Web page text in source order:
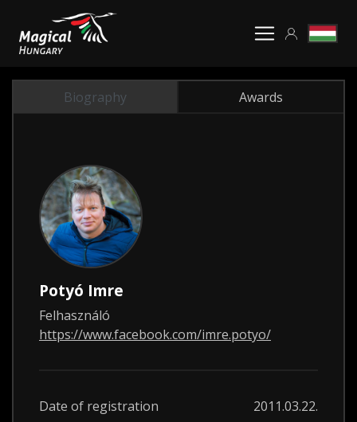
Biography Awards
Potyó Imre
Felhasználó
https://www.facebook.com/imre.potyo/
Date of registration
2011.03.22.